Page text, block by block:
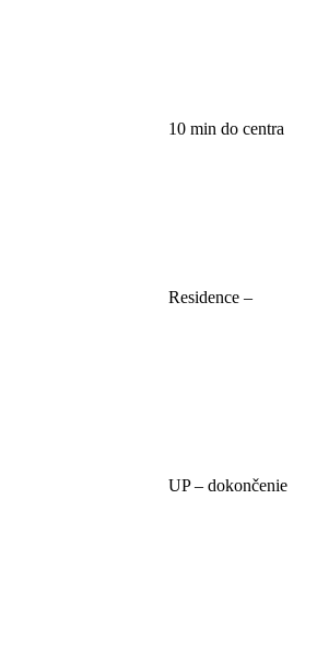
10 min do centra
Residence –
UP – dokončenie